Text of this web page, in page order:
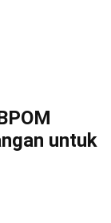
untuk